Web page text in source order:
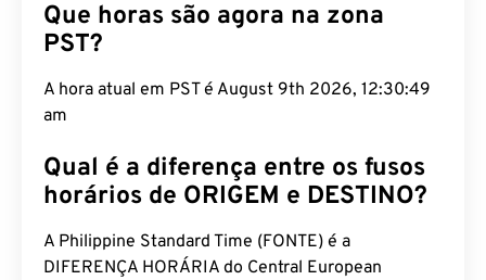
Que horas são agora na zona
PST?
A hora atual em PST é August 9th 2026, 12:30:49
am
Qual é a diferença entre os fusos
horários de ORIGEM e DESTINO?
A Philippine Standard Time (FONTE) é a
DIFERENÇA HORÁRIA do Central European